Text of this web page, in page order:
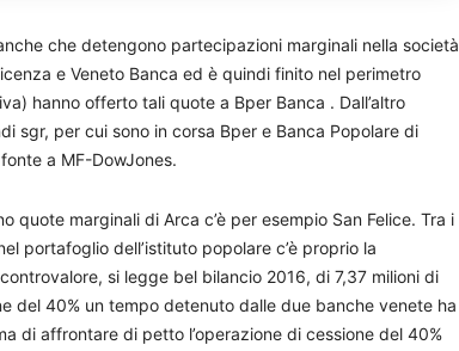
che detengono partecipazioni marginali nella società
e Veneto Banca ed è quindi finito nel perimetro
hanno offerto tali quote a Bper Banca . Dall’altro
sgr, per cui sono in corsa Bper e Banca Popolare di
a MF-DowJones.
quote marginali di Arca c’è per esempio San Felice. Tra i
portafoglio dell’istituto popolare c’è proprio la
si legge bel bilancio 2016, di 7,37 milioni di
del 40% un tempo detenuto dalle due banche venete ha
di affrontare di petto l’operazione di cessione del 40%